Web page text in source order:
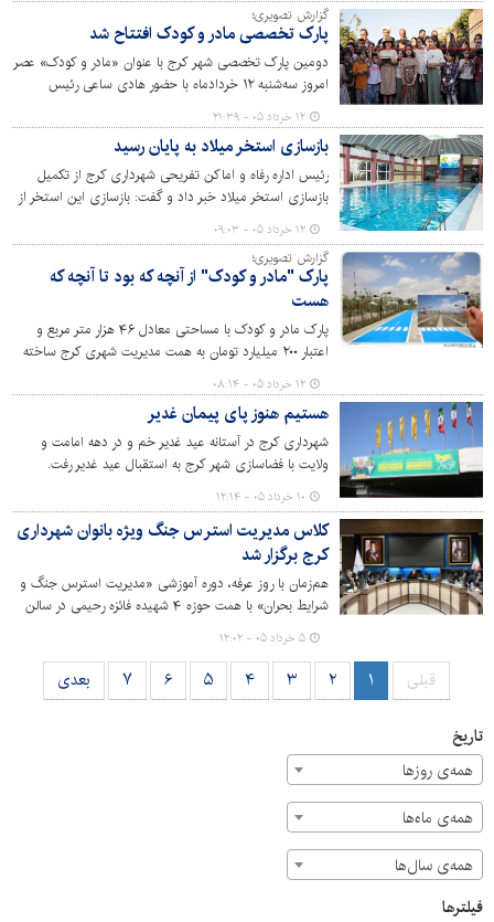
برای خانواده‌ها فراهم آورده است.
گزارش تصویری؛
پارک تخصصی مادر و کودک افتتاح شد
دومین پارک تخصصی شهر کرج با عنوان «مادر و کودک» عصر
امروز سه‌شنبه ۱۲ خردادماه با حضور هادی ساعی رئیس
فدراسیون تکواندو، اعضای شورای اسلامی شهر، اصحاب رسانه
و شهروندان افتتاح شد.
۱۲ خرداد ۰۵ - ۲۱:۳۹
بازسازی استخر میلاد به پایان رسید
رئیس اداره رفاه و اماکن تفریحی شهرداری کرج از تکمیل
بازسازی استخر میلاد خبر داد و گفت: بازسازی این استخر از
دی‌ماه سال گذشته شروع شد و از ابتدای هفته جاری به
چرخه خدمت به پرسنل وارد شد. در این عملیات سیستم
گرمایشی، نورپردازی، سیستم سختی‌گیر آب، دوش‌ها،
شیرآلات، سقف، رختکن و بسیاری از ایرادات فنی از جمله
حوضچه استخر بروزرسانی و رفع شد.
۱۲ خرداد ۰۵ - ۰۹:۰۳
گزارش تصویری؛
پارک "مادر و کودک" از آنچه که بود تا آنچه که
هست
پارک مادر و کودک با مساحتی معادل ۴۶ هزار متر مربع و
اعتبار ۲۰۰ میلیارد تومان به همت مدیریت شهری کرج ساخته
مسئولان، اصحاب رسانه و مردم در منطقه حصارک بالا، خیابان
بنی نجار افتتاح خواهد شد.
۱۲ خرداد ۰۵ - ۰۸:۱۴
هستیم هنوز پای پیمان غدیر
شهرداری کرج در آستانه عید غدیر خم و در دهه امامت و
ولایت با فضاسازی شهر کرج به استقبال عید غدیر رفت.
۱۰ خرداد ۰۵ - ۱۲:۱۴
کلاس مدیریت استرس جنگ ویژه بانوان شهرداری
کرج برگزار شد
هم‌زمان با روز عرفه، دوره آموزشی «مدیریت استرس جنگ و
شرایط بحران» با همت حوزه ۴ شهیده فائزه رحیمی در سالن
جلسات شهدای شهرداری کرج برگزار شد. این برنامه که با هدف
ارتقای تاب‌آوری بانوان تشکیل شد، در پایان با برگزاری مراسم
قرعه‌کشی و اهدای هدایا به مناسبت فرا رسیدن عید سعید
قربان به شرکت‌کنندگان، به کار خود پایان داد.
۵ خرداد ۰۵ - ۱۲:۰۲
قبلی ۱ ۲ ۳ ۴ ۵ ۶ ۷ بعدی
تاریخ
همه‌ی روزها
همه‌ی ماه‌ها
همه‌ی سال‌ها
فیلترها